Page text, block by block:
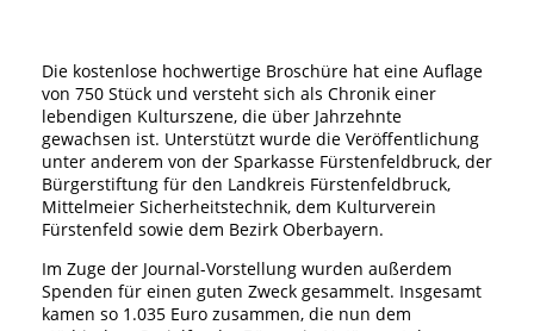
Die kostenlose hochwertige Broschüre hat eine Auflage
von 750 Stück und versteht sich als Chronik einer
lebendigen Kulturszene, die über Jahrzehnte
gewachsen ist. Unterstützt wurde die Veröffentlichung
unter anderem von der Sparkasse Fürstenfeldbruck, der
Bürgerstiftung für den Landkreis Fürstenfeldbruck,
Mittelmeier Sicherheitstechnik, dem Kulturverein
Fürstenfeld sowie dem Bezirk Oberbayern.
Im Zuge der Journal-Vorstellung wurden außerdem
Spenden für einen guten Zweck gesammelt. Insgesamt
kamen so 1.035 Euro zusammen, die nun dem